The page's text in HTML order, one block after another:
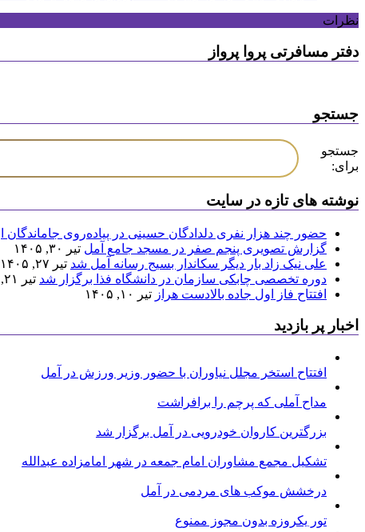
نظرات
دفتر مسافرتی پروا پرواز
جستجو
جستجو
برای:
نوشته های تازه در سایت
حضور چند هزار نفری دلدادگان حسینی در پیاده‌روی جاماندگان
گزارش تصویری پنجم صفر در مسجد جامع آمل تیر ۳۰, ۱۴۰۵
علی نیک زاد بار دیگر سکاندار بسیج رسانه آمل شد تیر ۲۷, ۱۴۰۵
دوره تخصصی چابکی سازمان در دانشگاه فذا برگزار شد تیر ۲۱, ۱۴۰۵
افتتاح فاز اول جاده بالادست هراز تیر ۱۰, ۱۴۰۵
اخبار پر بازدید
افتتاح استخر مجلل نیاوران با حضور وزیر ورزش در آمل
مداح آملی که پرچم را برافراشت
بزرگترین کاروان خودرویی در آمل برگزار شد
تشکیل مجمع مشاوران امام جمعه در شهر امامزاده عبدالله
درخشش موکب های مردمی در آمل
تور یکروزه بدون مجوز ممنوع